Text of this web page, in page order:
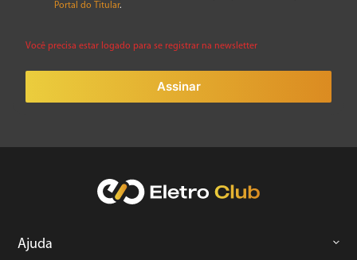
Portal do Titular.
Você precisa estar logado para se registrar na newsletter
Assinar
Ajuda